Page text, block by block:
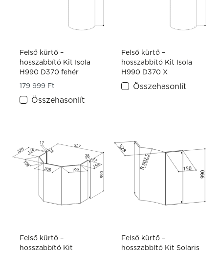
Felső kürtő –
hosszabbító Kit Isola
H990 D370 fehér
179 999 Ft
Összehasonlít
Felső kürtő –
hosszabbító Kit Isola
H990 D370 X
Összehasonlít
Felső kürtő –
hosszabbító Kit
Felső kürtő –
hosszabbító Kit Solaris